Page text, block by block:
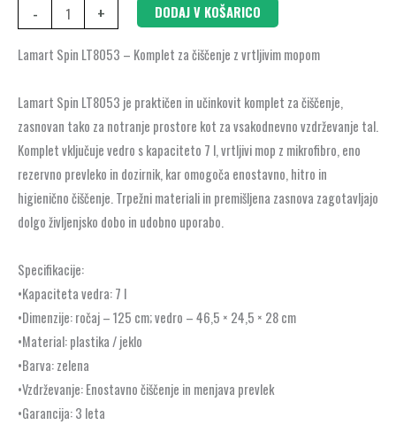
- + DODAJ V KOŠARICO
Lamart Spin LT8053 – Komplet za čiščenje z vrtljivim mopom
Lamart Spin LT8053 je praktičen in učinkovit komplet za čiščenje,
zasnovan tako za notranje prostore kot za vsakodnevno vzdrževanje tal.
Komplet vključuje vedro s kapaciteto 7 l, vrtljivi mop z mikrofibro, eno
rezervno prevleko in dozirnik, kar omogoča enostavno, hitro in
higienično čiščenje. Trpežni materiali in premišljena zasnova zagotavljajo
dolgo življenjsko dobo in udobno uporabo.
Specifikacije:
•Kapaciteta vedra: 7 l
•Dimenzije: ročaj – 125 cm; vedro – 46,5 × 24,5 × 28 cm
•Material: plastika / jeklo
•Barva: zelena
•Vzdrževanje: Enostavno čiščenje in menjava prevlek
•Garancija: 3 leta